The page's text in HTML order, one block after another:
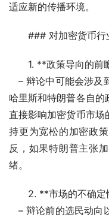
适应新的传播环境。
### 对加密货币行
1. **政策导向的前
哈里斯和特朗普各自
直接影响加密货币市场
持更为宽松的加密政
反，如果特朗普主张
绪。
2. **市场的不确